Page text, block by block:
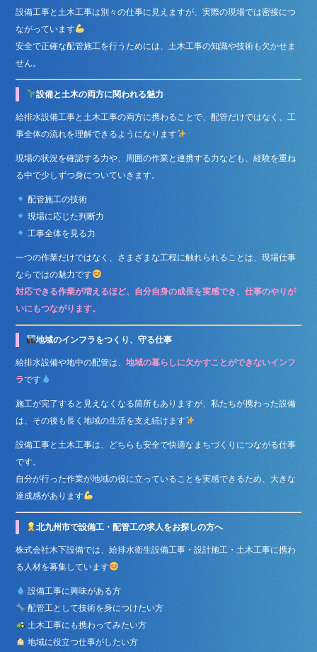
設備工事と土木工事は別々の仕事に見えますが、実際の現場では密接につ
ながっています
安全で正確な配管施工を行うためには、土木工事の知識や技術も欠かせま
せん。
設備と土木の両方に関われる魅力
給排水設備工事と土木工事の両方に携わることで、配管だけではなく、工
事全体の流れを理解できるようになります
現場の状況を確認する力や、周囲の作業と連携する力なども、経験を重ね
る中で少しずつ身についていきます。
配管施工の技術
現場に応じた判断力
工事全体を見る力
一つの作業だけではなく、さまざまな工程に触れられることは、現場仕事
ならではの魅力です
対応できる作業が増えるほど、自分自身の成長を実感でき、仕事のやりが
いにもつながります。
地域のインフラをつくり、守る仕事
給排水設備や地中の配管は、地域の暮らしに欠かすことができないインフ
ラです
施工が完了すると見えなくなる箇所もありますが、私たちが携わった設備
は、その後も長く地域の生活を支え続けます
設備工事と土木工事は、どちらも安全で快適なまちづくりにつながる仕事
です。
自分が行った作業が地域の役に立っていることを実感できるため、大きな
達成感があります
北九州市で設備工・配管工の求人をお探しの方へ
株式会社木下設備では、給排水衛生設備工事・設計施工・土木工事に携わ
る人材を募集しています
設備工事に興味がある方
配管工として技術を身につけたい方
土木工事にも携わってみたい方
地域に役立つ仕事がしたい方